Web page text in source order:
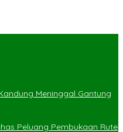
Meninggal Gantung
Peluang Pembukaan Rute